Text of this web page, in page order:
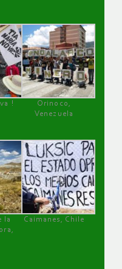
!
Orinoco,
Venezuela
la
Caimanes, Chile